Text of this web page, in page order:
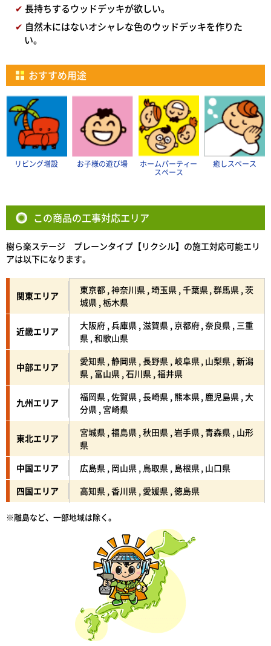
長持ちするウッドデッキが欲しい。
自然木にはないオシャレな色のウッドデッキを作りた
い。
おすすめ用途
リビング増設 お子様の遊び場
ホームパーティー
スペース
癒しスペース
この商品の工事対応エリア
樹ら楽ステージ プレーンタイプ【リクシル】の施工対応可能エリ
アは以下になります。
関東エリア
東京都 , 神奈川県 , 埼玉県 , 千葉県 , 群馬県 , 茨
城県 , 栃木県
近畿エリア
大阪府 , 兵庫県 , 滋賀県 , 京都府 , 奈良県 , 三重
県 , 和歌山県
中部エリア
愛知県 , 静岡県 , 長野県 , 岐阜県 , 山梨県 , 新潟
県 , 富山県 , 石川県 , 福井県
九州エリア
福岡県 , 佐賀県 , 長崎県 , 熊本県 , 鹿児島県 , 大
分県 , 宮崎県
東北エリア
宮城県 , 福島県 , 秋田県 , 岩手県 , 青森県 , 山形
県
中国エリア
広島県 , 岡山県 , 鳥取県 , 島根県 , 山口県
四国エリア
高知県 , 香川県 , 愛媛県 , 徳島県
※離島など、一部地域は除く。